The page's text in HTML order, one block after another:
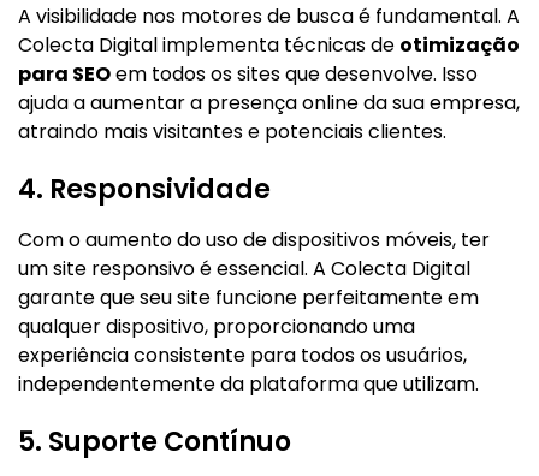
A visibilidade nos motores de busca é fundamental. A
Colecta Digital implementa técnicas de otimização
para SEOem todos os sites que desenvolve. Isso
ajuda a aumentar a presença online da sua empresa,
atraindo mais visitantes e potenciais clientes.
4. Responsividade
Com o aumento do uso de dispositivos móveis, ter
um site responsivo é essencial. A Colecta Digital
garante que seu site funcione perfeitamente em
qualquer dispositivo, proporcionando uma
experiência consistente para todos os usuários,
independentemente da plataforma que utilizam.
5. Suporte Contínuo